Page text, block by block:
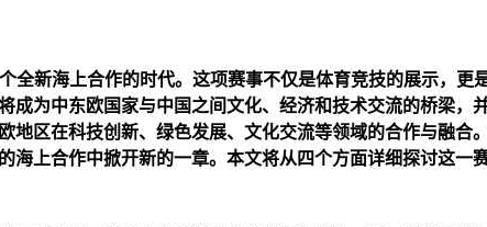
新海上合作的时代。这项赛事不仅是体育竞技的展示，更
成为中东欧国家与中国之间文化、经济和技术交流的桥梁，
地区在科技创新、绿色发展、文化交流等领域的合作与融合
海上合作中掀开新的一章。本文将从四个方面详细探讨这一